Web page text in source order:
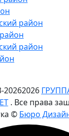
район
район
20262026
. Все права
© Бюро